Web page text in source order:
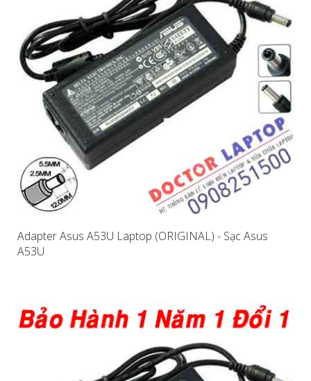
Adapter Asus A53U Laptop (ORIGINAL) - Sạc Asus
A53U